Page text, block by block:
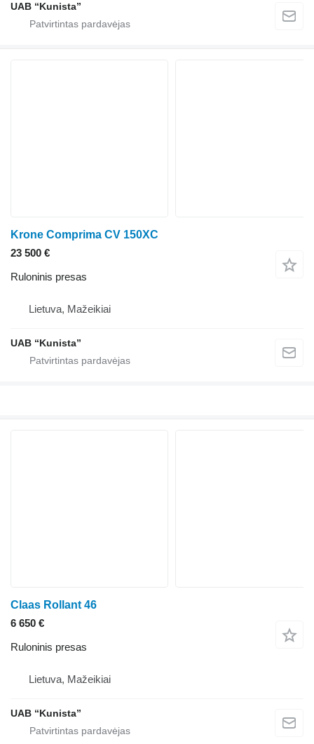
UAB “Kunista”
Krone Comprima CV 150XC
23 500 €
Ruloninis presas
Lietuva, Mažeikiai
UAB “Kunista”
Claas Rollant 46
6 650 €
Ruloninis presas
Lietuva, Mažeikiai
UAB “Kunista”